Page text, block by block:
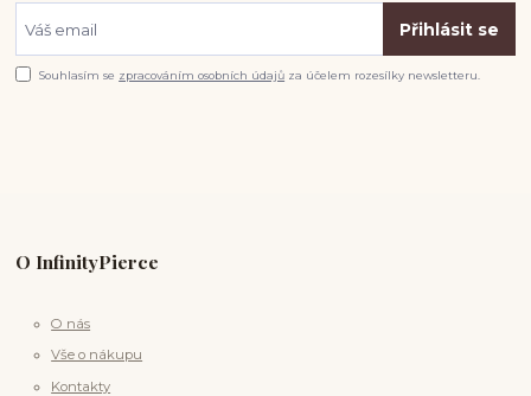
Přihlásit se
Souhlasím se zpracováním osobních údajů za účelem rozesílky newsletteru.
O InfinityPierce
O nás
Vše o nákupu
Kontakty